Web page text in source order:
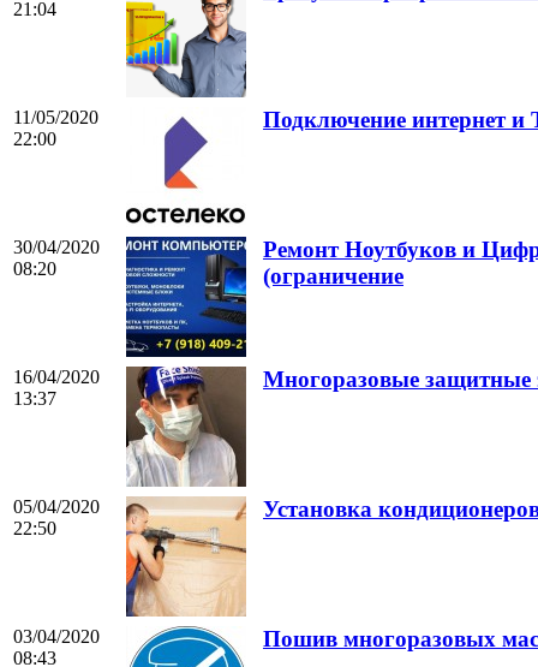
21:04
11/05/2020
22:00
Подключение интернет и
30/04/2020
08:20
Ремонт Ноутбуков и
(ограничение
16/04/2020
13:37
Многоразовые защитные
05/04/2020
22:50
Установка
03/04/2020
08:43
Пошив многоразовых